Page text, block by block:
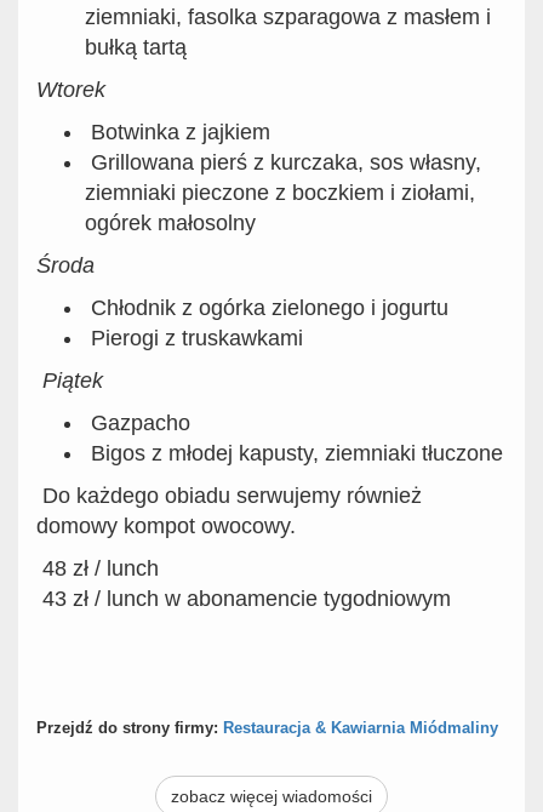
ziemniaki, fasolka szparagowa z masłem i
bułką tartą
Wtorek
Botwinka z jajkiem
Grillowana pierś z kurczaka, sos własny,
ziemniaki pieczone z boczkiem i ziołami,
ogórek małosolny
Środa
Chłodnik z ogórka zielonego i jogurtu
Pierogi z truskawkami
Piątek
Gazpacho
Bigos z młodej kapusty, ziemniaki tłuczone
Do każdego obiadu serwujemy również
domowy kompot owocowy.
48 zł / lunch
43 zł / lunch w abonamencie tygodniowym
Przejdź do strony firmy: Restauracja & Kawiarnia Miódmaliny
zobacz więcej wiadomości